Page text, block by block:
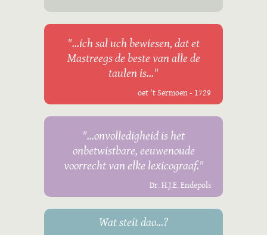
"...ich sal uch bewiesen, dat et
Mastreegs de beste van alle de
taulen is..."
oet 't Sermoen - 1729
"...onvolledigheid is het
onbetwistbare, eeuwenoude
voorrecht van elke lexicograaf."
Dr. H.J.E. Endepols
Wat steit dao...?